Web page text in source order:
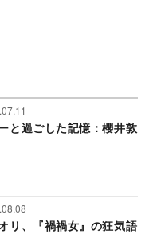
と過ごした記憶：櫻井敦
リ、『禍禍女』の狂気語